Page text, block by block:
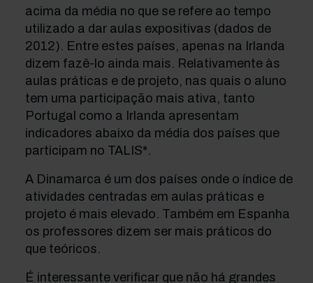
acima da média no que se refere ao tempo
utilizado a dar aulas expositivas (dados de
2012). Entre estes países, apenas na Irlanda
dizem fazê-lo ainda mais. Relativamente às
aulas práticas e de projeto, nas quais o aluno
tem uma participação mais ativa, tanto
Portugal como a Irlanda apresentam
indicadores abaixo da média dos países que
participam no TALIS*.
A Dinamarca é um dos países onde o índice de
atividades centradas em aulas práticas e
projeto é mais elevado. Também em Espanha
os professores dizem ser mais práticos do
que teóricos.
É interessante verificar que não há grandes